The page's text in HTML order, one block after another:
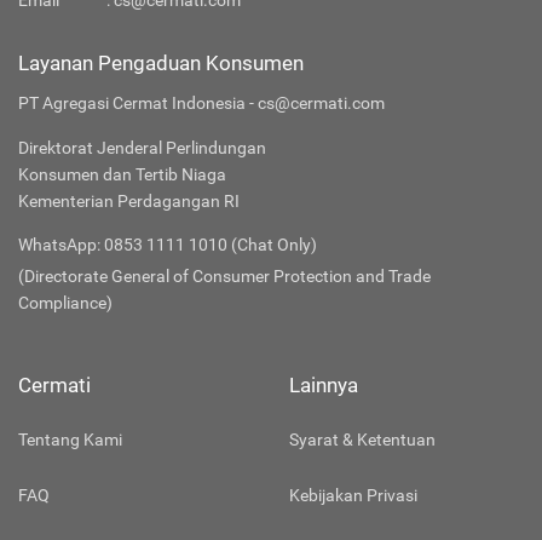
Layanan Pengaduan Konsumen
PT Agregasi Cermat Indonesia - cs@cermati.com
Direktorat Jenderal Perlindungan
Konsumen dan Tertib Niaga
Kementerian Perdagangan RI
WhatsApp: 0853 1111 1010 (Chat Only)
(Directorate General of Consumer Protection and Trade
Compliance)
Cermati
Tentang Kami
FAQ
Lainnya
Syarat & Ketentuan
Kebijakan Privasi